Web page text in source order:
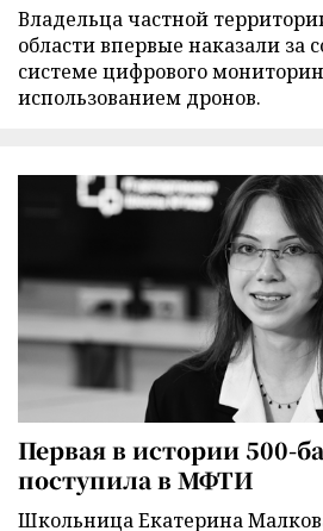
Владельца частной
области впервые наказали за
системе цифрового
использованием дронов.
Первая в истории 500-
поступила в МФТИ
Школьница Екатерина